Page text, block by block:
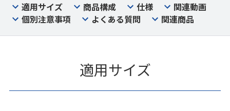
適用サイズ 商品構成 仕様
関連動画
個別注意事項
よくある質問 関連商品
適用サイズ